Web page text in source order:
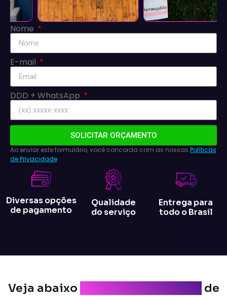
Nome
E-mail
DDD + WhatsApp
SOLICITAR ORÇAMENTO
Ao enviar este formulário, você concorda com as nossas Políticas
de Privacidade
Diversas opções
de pagamento
Qualidade
do serviço
Entrega para
todo o Brasil
Veja abaixo
de